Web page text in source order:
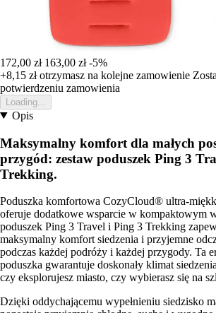
172,00 zł 163,00 zł -5%
+8,15 złotrzymasz na kolejne zamowienie
potwierdzeniu zamowienia
Loading...
Opis
Maksymalny komfort dla małych
przygód: zestaw poduszek Ping 3
Trekking.
Poduszka komfortowa CozyCloud® ultra-
oferuje dodatkowe wsparcie w kompaktowym
poduszek Ping 3 Travel i Ping 3 Trekking
maksymalny komfort siedzenia i przyjemne
podczas każdej podróży i każdej przygody. Ta
poduszka gwarantuje doskonały klimat
czy eksplorujesz miasto, czy wybierasz się na
Dzięki oddychającemu wypełnieniu siedzisko